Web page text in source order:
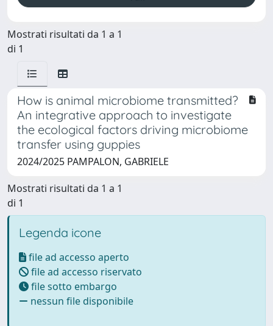
Mostrati risultati da 1 a 1
di 1
How is animal microbiome transmitted?
An integrative approach to investigate
the ecological factors driving microbiome
transfer using guppies
2024/2025 PAMPALON, GABRIELE
Mostrati risultati da 1 a 1
di 1
Legenda icone
file ad accesso aperto
file ad accesso riservato
file sotto embargo
nessun file disponibile